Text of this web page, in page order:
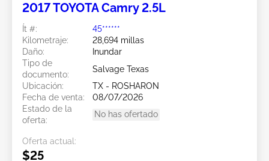
2017 TOYOTA Camry 2.5L
Ít #:
45******
Kilometraje:
28,694 millas
Daño:
Inundar
Tipo de
documento:
Salvage Texas
Ubicación:
TX - ROSHARON
Fecha de venta:
08/07/2026
Estado de la
oferta:
No has ofertado
Oferta actual:
$25